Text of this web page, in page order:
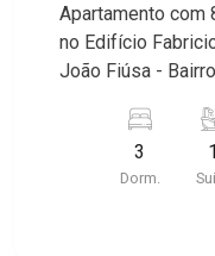
Apartamento com
no Edifício
João Fiúsa -
imóvel que a
para você: - 87m² de área útil - 3 dormitórios com
armários, sendo
3
Dorm.
1